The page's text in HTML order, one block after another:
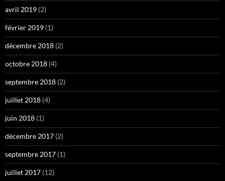
avril 2019 (2)
février 2019 (1)
décembre 2018 (2)
octobre 2018 (4)
septembre 2018 (2)
juillet 2018 (4)
juin 2018 (1)
décembre 2017 (2)
septembre 2017 (1)
juillet 2017 (12)